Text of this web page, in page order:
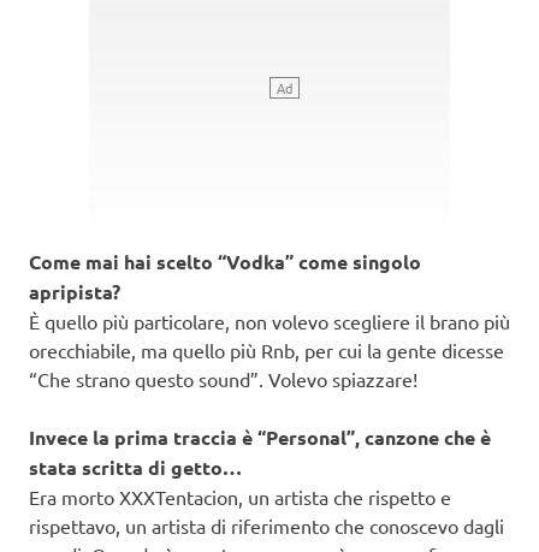
Come mai hai scelto “Vodka” come singolo
apripista?
È quello più particolare, non volevo scegliere il brano più
orecchiabile, ma quello più Rnb, per cui la gente dicesse
“Che strano questo sound”. Volevo spiazzare!
Invece la prima traccia è “Personal”, canzone che è
stata scritta di getto…
Era morto XXXTentacion, un artista che rispetto e
rispettavo, un artista di riferimento che conoscevo dagli